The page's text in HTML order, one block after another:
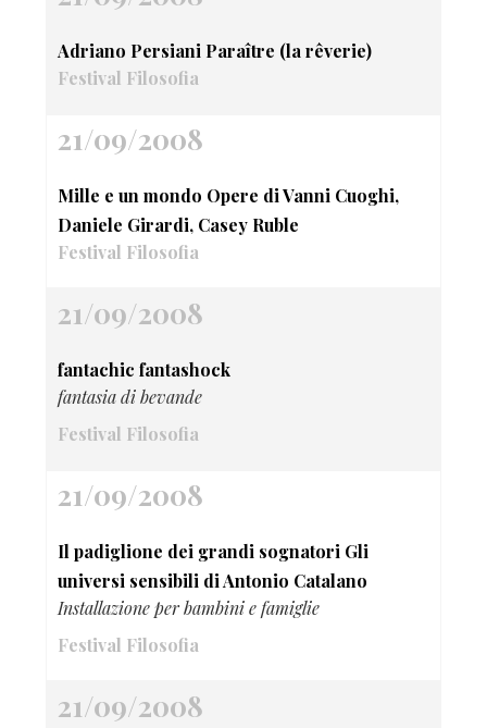
Adriano Persiani Paraître (la rêverie)
Festival Filosofia
21/09/2008
Mille e un mondo Opere di Vanni Cuoghi,
Daniele Girardi, Casey Ruble
Festival Filosofia
21/09/2008
fantachic fantashock
fantasia di bevande
Festival Filosofia
21/09/2008
Il padiglione dei grandi sognatori Gli
universi sensibili di Antonio Catalano
Installazione per bambini e famiglie
Festival Filosofia
21/09/2008